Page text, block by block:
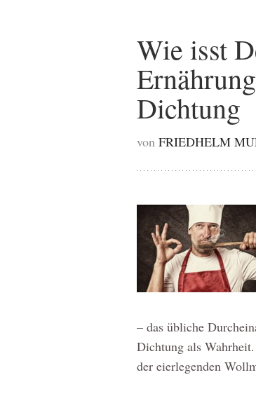
Wie isst
Dichtung
von FRIEDHELM
– das übliche
Dichtung als
der eierlegenden